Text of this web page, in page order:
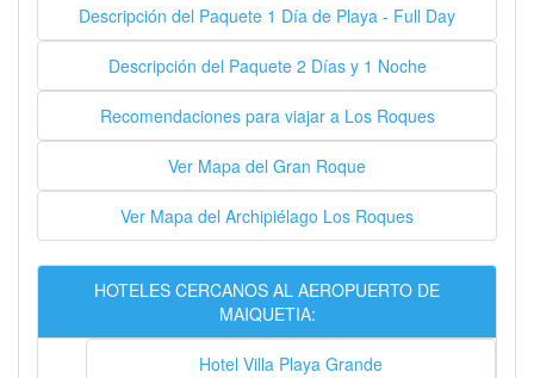
Descripción del Paquete 1 Día de Playa - Full Day
Descripción del Paquete 2 Días y 1 Noche
Recomendaciones para viajar a Los Roques
Ver Mapa del Gran Roque
Ver Mapa del Archipiélago Los Roques
HOTELES CERCANOS AL AEROPUERTO DE
MAIQUETIA:
Hotel Villa Playa Grande